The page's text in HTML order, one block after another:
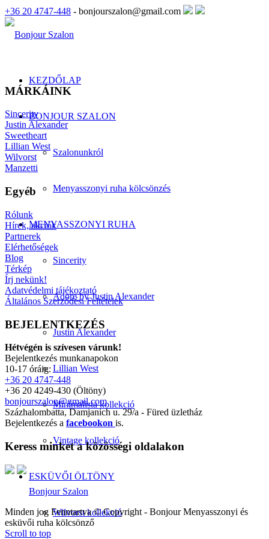
+36 20 4747-448 - bonjourszalon@gmail.com
KEZDŐLAP
BONJOUR SZALON
Szalonunkról
Menyasszonyi ruha kölcsönzés
MENYASSZONYI RUHA
Sincerity
Adore by Justin Alexander
Justin Alexander
Lillian West
Minimalista kollekció
Vintage kollekció
ESKÜVŐI ÖLTÖNY
Wilvorst kollekció
MÁRKÁINK
Sincerity
Justin Alexander
Sweetheart
Lillian West
Wilvorst
Manzetti
Egyéb
Rólunk
Hírek, akciók
Partnerek
Elérhetőségek
Blog
Térkép
Írj nekünk!
Adatvédelmi tájékoztató
Általános Szerződési Feltételek
BEJELENTKEZÉS
Hétvégén is szívesen várunk!
Bejelentkezés munkanapokon
10-17 óráig:
+36 20 4747-448
+36 20 4249-430 (Öltöny)
bonjourszalon@gmail.com
Százhalombatta, Damjanich u. 29/a - Füred üzletház
Bejelentkezés a facebookon is.
Keress minket a közösségi oldalakon
Bonjour Szalon
Minden jog Fenntartva © Copyright - Bonjour Menyasszonyi és
esküvői ruha kölcsönző
Scroll to top